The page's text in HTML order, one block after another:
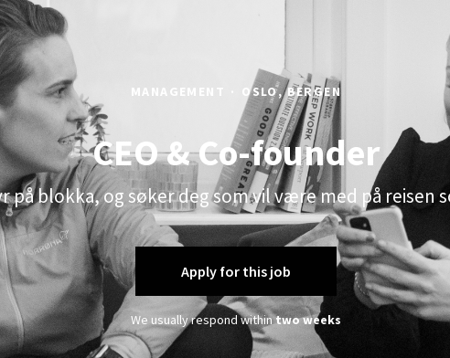
MANAGEMENT · OSLO, BERGEN
CEO & Co-founder
på blokka, og søker deg som vil være med på reisen
Apply for this job
We usually respond withintwo weeks